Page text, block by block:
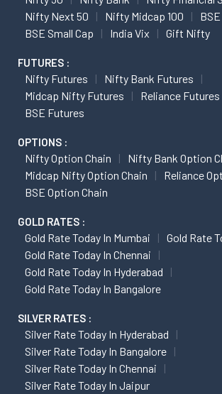
Nifty Next 50
Nifty Midcap 100
BSE Small Cap
India Vix Gift Nifty
FUTURES :
Nifty Futures
Nifty Bank Futures
Midcap Nifty Futures
Reliance Futures
BSE Futures
OPTIONS :
Nifty Option Chain
Nifty Bank Option
Midcap Nifty Option Chain
Reliance
BSE Option Chain
GOLD RATES :
Gold Rate Today In Mumbai
Gold Rate
Gold Rate Today In Chennai
Gold Rate Today In Hyderabad
Gold Rate Today In Bangalore
SILVER RATES :
Silver Rate Today In Hyderabad
Silver Rate Today In Bangalore
Silver Rate Today In Chennai
Silver Rate Today In Jaipur